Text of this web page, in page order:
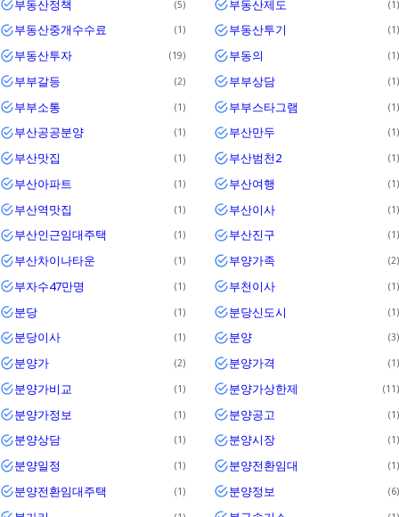
부동산정책 5 부동산제도 1
부동산중개수수료 1 부동산투기 1
부동산투자 19 부동의 1
부부갈등 2 부부상담 1
부부소통 1 부부스타그램 1
부산공공분양 1 부산만두 1
부산맛집 1 부산범천2 1
부산아파트 1 부산여행 1
부산역맛집 1 부산이사 1
부산인근임대주택 1 부산진구 1
부산차이나타운 1 부양가족 2
부자수47만명 1 부천이사 1
분당 1 분당신도시 1
분당이사 1 분양 3
분양가 2 분양가격 1
분양가비교 1 분양가상한제 11
분양가정보 1 분양공고 1
분양상담 1 분양시장 1
분양일정 1 분양전환임대 1
분양전환임대주택 1 분양정보 6